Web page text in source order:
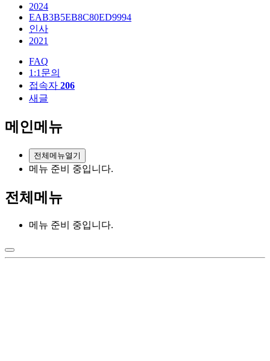
2024
EAB3B5EB8C80ED9994
인사
2021
FAQ
1:1문의
접속자 206
새글
메인메뉴
전체메뉴열기
메뉴 준비 중입니다.
전체메뉴
메뉴 준비 중입니다.